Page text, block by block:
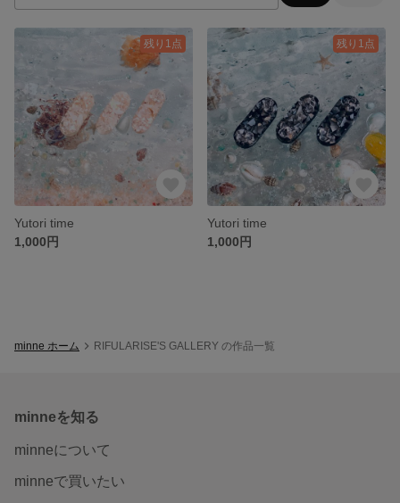
残り1点
Yutori time
1,000円
残り1点
Yutori time
1,000円
minne ホーム RIFULARISE'S GALLERY の作品一覧
minneを知る
minneについて
minneで買いたい